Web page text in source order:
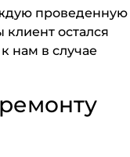
проведенную
клиент остался
нам в случае